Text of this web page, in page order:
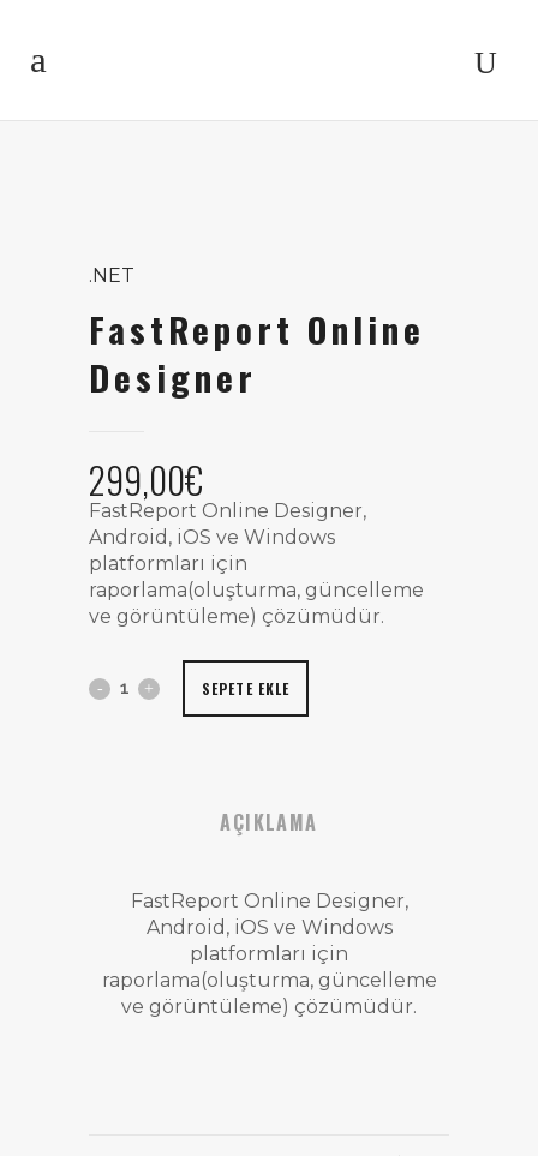
.NET
FastReport Online
Designer
299,00€
FastReport Online Designer,
Android, iOS ve Windows
platformları için
raporlama(oluşturma, güncelleme
ve görüntüleme) çözümüdür.
FastReport
SEPETE EKLE
AÇIKLAMA
FastReport Online Designer,
Android, iOS ve Windows
platformları için
raporlama(oluşturma, güncelleme
ve görüntüleme) çözümüdür.